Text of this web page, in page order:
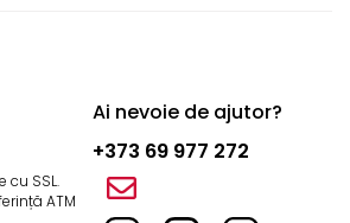
cu SSL.
ATM
Ai nevoie de ajutor?
+373 69 977 272